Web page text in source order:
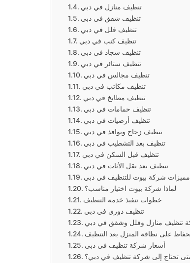
تنظيف منازل في دبي
تنظيف شقق في دبي
تنظيف فلل في دبي
تنظيف كنب في دبي
تنظيف سجاد في دبي
تنظيف ستائر في دبي
تنظيف مجالس في دبي
تنظيف مكاتب في دبي
تنظيف مطابخ في دبي
تنظيف حمامات في دبي
تنظيف أرضيات في دبي
تنظيف زجاج ونوافذ في دبي
تنظيف بعد التشطيب في دبي
تنظيف قبل السكن في دبي
تنظيف بعد نقل الأثاث في دبي
مميزات شركة بيوت للتنظيف في دبي
لماذا شركة بيوت اختيار مناسب؟
خطوات تنفيذ خدمة التنظيف
تنظيف دوري في دبي
تنظيف منازل وفلل وشقق في دبي
على نظافة المنزل بعد التنظيف
أسعار شركة تنظيف في دبي
تحتاج إلى شركة تنظيف في دبي؟